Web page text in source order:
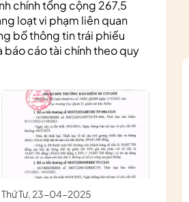
chính tổng cộng 267,5
loạt vi phạm liên quan
bố thông tin trái phiếu
báo cáo tài chính theo quy
Thứ Tư, 23-04-2025